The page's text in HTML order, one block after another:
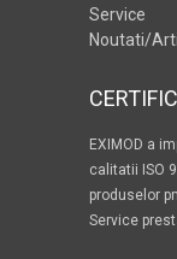
Service
Noutati/
EXIMOD a
calitatii ISO
produselor
Service